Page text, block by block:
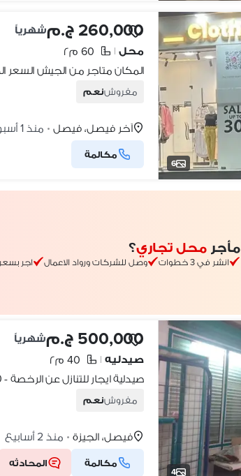
6
260,000 ج.م
شهرياً
محل |
60 م٢
المكان متاجر من الجيش السعر
مفروشنعم
آخر فيصل، فيصل • منذ 1 أسبوع
مكالمة
مأجر محل تجاري؟
انشر في 3 خطوات وصل للشركات ورواد الاعمال اجر
4
500,000 ج.م
شهرياً
صيدليه |
40 م٢
مفروشنعم
فيصل، الجيزة • منذ 2 أسابيع
مكالمة المحادثه